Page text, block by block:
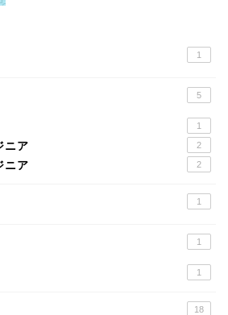
1
5
1
ニア 2
ニア 2
1
1
1
18